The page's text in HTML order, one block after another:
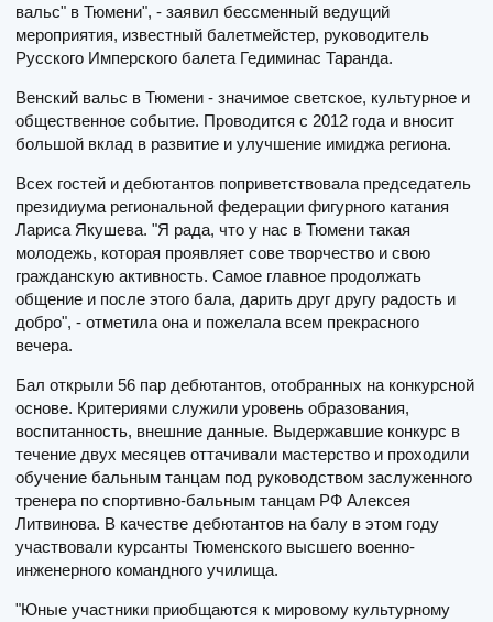
вальс" в Тюмени", - заявил бессменный ведущий
мероприятия, известный балетмейстер, руководитель
Русского Имперского балета Гедиминас Таранда.
Венский вальс в Тюмени - значимое светское, культурное и
общественное событие. Проводится с 2012 года и вносит
большой вклад в развитие и улучшение имиджа региона.
Всех гостей и дебютантов поприветствовала председатель
президиума региональной федерации фигурного катания
Лариса Якушева. "Я рада, что у нас в Тюмени такая
молодежь, которая проявляет сове творчество и свою
гражданскую активность. Самое главное продолжать
общение и после этого бала, дарить друг другу радость и
добро", - отметила она и пожелала всем прекрасного
вечера.
Бал открыли 56 пар дебютантов, отобранных на конкурсной
основе. Критериями служили уровень образования,
воспитанность, внешние данные. Выдержавшие конкурс в
течение двух месяцев оттачивали мастерство и проходили
обучение бальным танцам под руководством заслуженного
тренера по спортивно-бальным танцам РФ Алексея
Литвинова. В качестве дебютантов на балу в этом году
участвовали курсанты Тюменского высшего военно-
инженерного командного училища.
"Юные участники приобщаются к мировому культурному